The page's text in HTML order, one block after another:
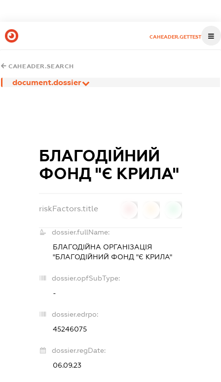
CAHEADER.GETTEST
CAHEADER.SEARCH
document.dossier
БЛАГОДІЙНИЙ
ФОНД "Є КРИЛА"
riskFactors.title
dossier.fullName:
БЛАГОДІЙНА ОРГАНІЗАЦІЯ
"БЛАГОДІЙНИЙ ФОНД "Є КРИЛА"
dossier.opfSubType:
-
dossier.edrpo:
45246075
dossier.regDate:
06.09.23